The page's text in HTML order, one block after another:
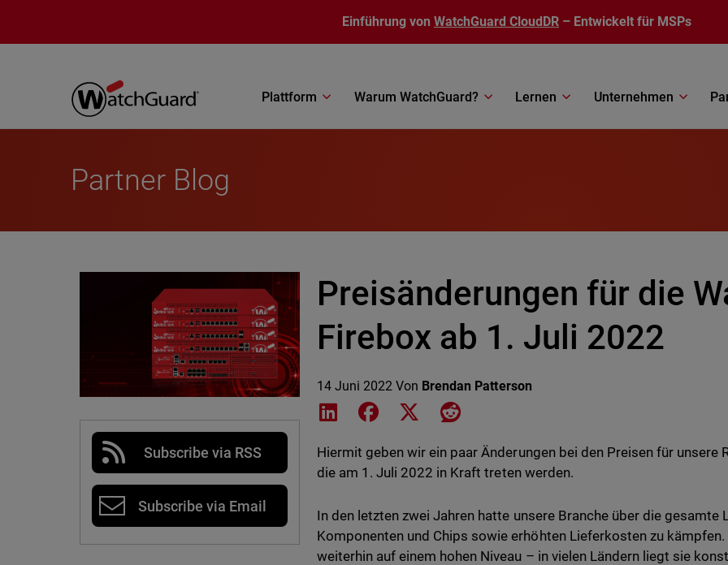
Einführung von WatchGuard CloudDR – Entwickelt für MSPs
Plattform Warum WatchGuard? Lernen Unternehmen
Partner Blog
Subscribe via RSS
Subscribe via Email
Preisänderungen für die
Firebox ab 1. Juli 2022
14 Juni 2022 Von Brendan Patterson
Share on LinkedIn
Share on Facebook
Share on XShare on Reddit
Hiermit geben wir ein paar Änderungen bei den Preisen für unsere
die am 1. Juli 2022 in Kraft treten werden.
In den letzten zwei Jahren hatte unsere Branche über die
Komponenten und Chips sowie erhöhten Lieferkosten zu
weiterhin auf einem hohen Niveau – in vielen Ländern liegt sie